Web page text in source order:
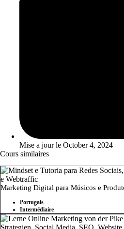
Mise a jour le October 4, 2024
Cours similaires
Marketing Digital para Músicos e
Portugais
Intermédiaire